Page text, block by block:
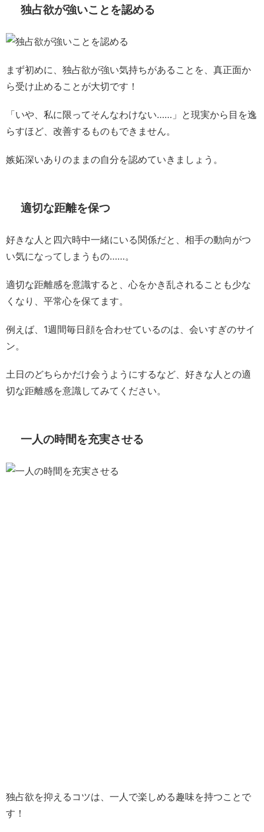
独占欲が強いことを認める
まず初めに、独占欲が強い気持ちがあることを、真正面か
ら受け止めることが大切です！
「いや、私に限ってそんなわけない……」と現実から目を逸
らすほど、改善するものもできません。
嫉妬深いありのままの自分を認めていきましょう。
適切な距離を保つ
好きな人と四六時中一緒にいる関係だと、相手の動向がつ
い気になってしまうもの……。
適切な距離感を意識すると、心をかき乱されることも少な
くなり、平常心を保てます。
例えば、1週間毎日顔を合わせているのは、会いすぎのサイ
ン。
土日のどちらかだけ会うようにするなど、好きな人との適
切な距離感を意識してみてください。
一人の時間を充実させる
独占欲を抑えるコツは、一人で楽しめる趣味を持つことで
す！